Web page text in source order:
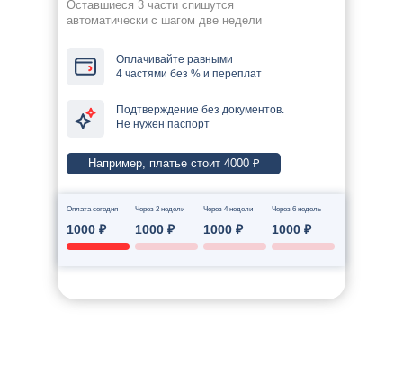
Оставшиеся 3 части спишутся
автоматически с шагом две недели
Оплачивайте равными
4 частями без % и переплат
Подтверждение без документов.
Не нужен паспорт
Например, платье стоит 4000 ₽
Оплата сегодня Через 2 недели Через 4 недели Через 6 недель
1000 ₽ 1000 ₽ 1000 ₽ 1000 ₽